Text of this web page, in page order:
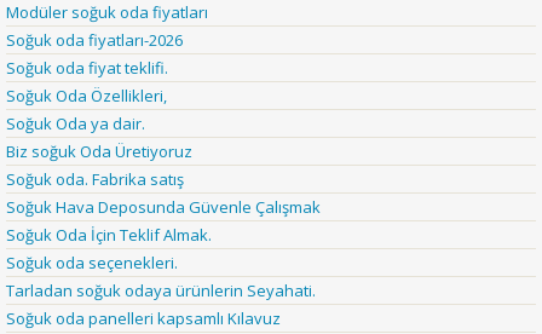
Modüler soğuk oda fiyatları
Soğuk oda fiyatları-2026
Soğuk oda fiyat teklifi.
Soğuk Oda Özellikleri,
Soğuk Oda ya dair.
Biz soğuk Oda Üretiyoruz
Soğuk oda. Fabrika satış
Soğuk Hava Deposunda Güvenle Çalışmak
Soğuk Oda İçin Teklif Almak.
Soğuk oda seçenekleri.
Tarladan soğuk odaya ürünlerin Seyahati.
Soğuk oda panelleri kapsamlı Kılavuz